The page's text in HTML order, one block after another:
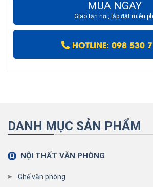
MUA NGAY
Giao tận nơi, lắp đặt miễn
HOTLINE: 098 530
DANH MỤC SẢN PHẨM
NỘI THẤT VĂN PHÒNG
Ghế văn phòng